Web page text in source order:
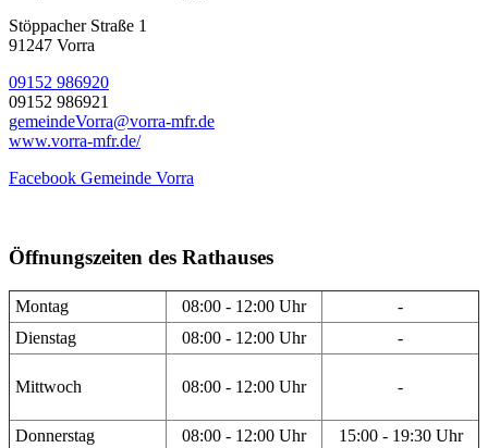
Stöppacher Straße 1
91247 Vorra
09152 986920
09152 986921
gemeindeVorra@vorra-mfr.de
www.vorra-mfr.de/
Facebook Gemeinde Vorra
Öffnungszeiten des Rathauses
Montag 08:00 - 12:00 Uhr
-
Dienstag
08:00 - 12:00 Uhr -
Mittwoch 08:00 - 12:00 Uhr -
Donnerstag 08:00 - 12:00 Uhr 15:00 - 19:30 Uhr